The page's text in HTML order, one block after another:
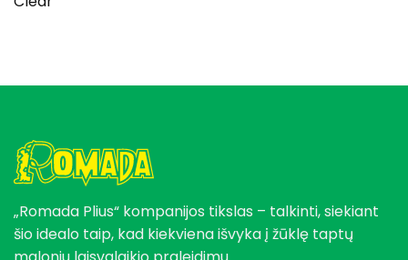
„Romada Plius“ kompanijos tikslas – talkinti, siekiant
šio idealo taip, kad kiekviena išvyka į žūklę taptų